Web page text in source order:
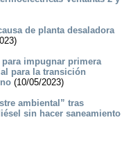
de planta desaladora
impugnar primera
para la transición
(10/05/2023)
ambiental” tras
sin hacer saneamiento